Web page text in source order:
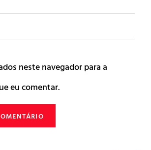
neste navegador para a
eu comentar.